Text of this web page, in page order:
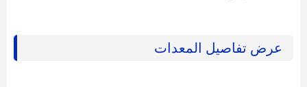
عرض تفاصيل المعدات